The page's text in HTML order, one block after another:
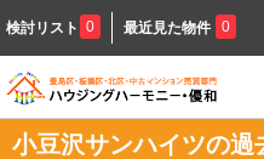
検討リスト 0 最近見た物件 0
小豆沢サンハイツの過